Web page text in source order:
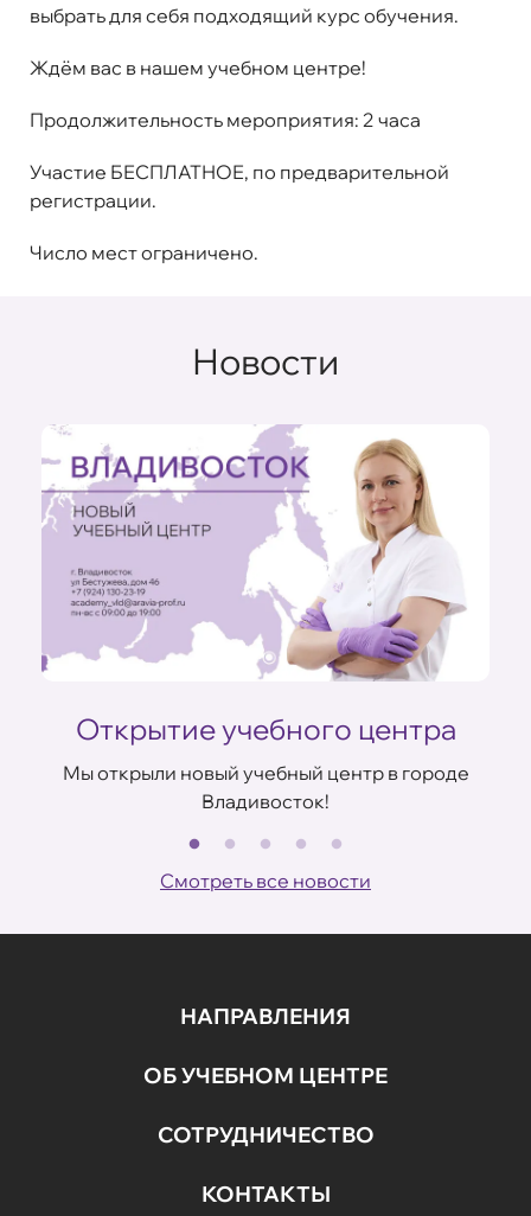
выбрать для себя подходящий курс обучения.
Ждём вас в нашем учебном центре!
Продолжительность мероприятия: 2 часа
Участие БЕСПЛАТНОЕ, по предварительной
регистрации.
Число мест ограничено.
Новости
Открытие учебного центра
Мы открыли новый учебный центр в городе
Владивосток!
Смотреть все новости
НАПРАВЛЕНИЯ
ОБ УЧЕБНОМ ЦЕНТРЕ
СОТРУДНИЧЕСТВО
КОНТАКТЫ